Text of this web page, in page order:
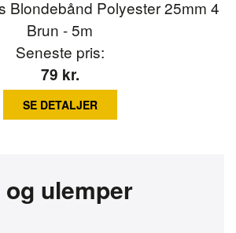
ulemper
Seneste pris:
79 kr.
SE DETALJER